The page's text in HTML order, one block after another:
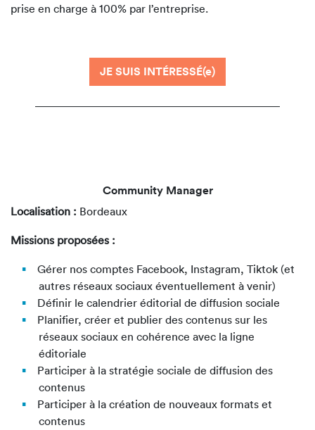
prise en charge à 100% par l’entreprise.
JE SUIS INTÉRESSÉ(e)
Community Manager
Localisation : Bordeaux
Missions proposées :
Gérer nos comptes Facebook, Instagram, Tiktok (et
autres réseaux sociaux éventuellement à venir)
Définir le calendrier éditorial de diffusion sociale
Planifier, créer et publier des contenus sur les
réseaux sociaux en cohérence avec la ligne
éditoriale
Participer à la stratégie sociale de diffusion des
contenus
Participer à la création de nouveaux formats et
contenus